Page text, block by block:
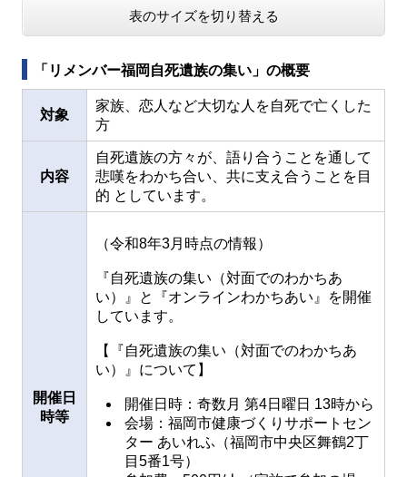
表のサイズを切り替える
「リメンバー福岡自死遺族の集い」の概要
対象
家族、恋人など大切な人を自死で亡くした
方
内容
自死遺族の方々が、語り合うことを通して
悲嘆をわかち合い、共に支え合うことを目
的 としています。
開催日
時等
（令和8年3月時点の情報）
『自死遺族の集い（対面でのわかちあ
い）』と『オンラインわかちあい』を開催
しています。
【『自死遺族の集い（対面でのわかちあ
い）』について】
開催日時：奇数月 第4日曜日 13時から
会場：福岡市健康づくりサポートセン
ター あいれふ（福岡市中央区舞鶴2丁
目5番1号）